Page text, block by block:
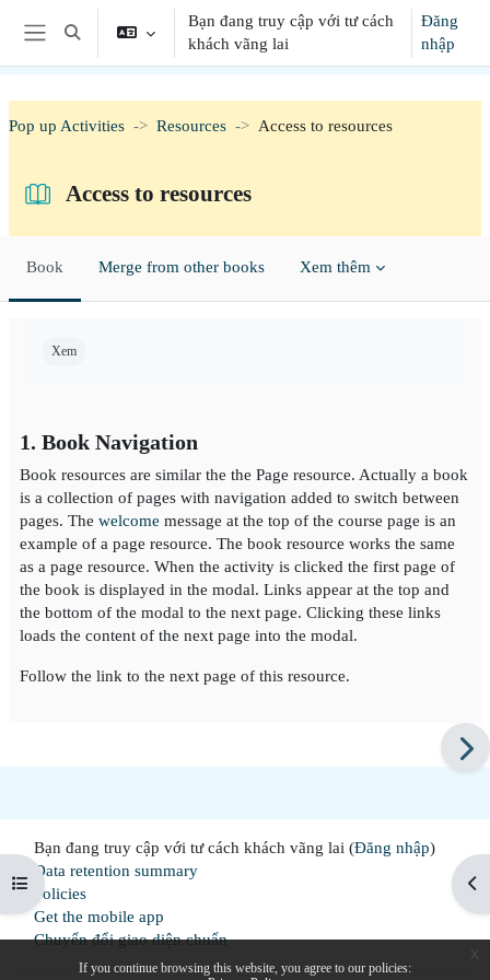
Chuyển tới nội dung chính
If you continue browsing this website, you agree to our policies:
Bảng điều khiển cạnh
Chuyển đổi chọn tìm kiếm
Bạn đang truy cập với tư cách
khách vãng lai
Đăng
nhập
Mở chỉ số ngăn của khóa học
Pop up Activities Resources Access to resources
Access to resources
Book Merge from other books Xem thêm
Xem
1. Book Navigation
Book resources are similar the the Page resource. Actually a book
is a collection of pages with navigation added to switch between
pages. The welcome message at the top of the course page is an
example of a page resource. The book resource works the same
as a page resource. When the activity is clicked the first page of
the book is displayed in the modal. Links appear at the top and
the bottom of the modal to the next page. Clicking these links
loads the content of the next page into the modal.
Follow the link to the next page of this resource.
Bạn đang truy cập với tư cách khách vãng lai (Đăng nhập)
Data retention summary
Policies
Get the mobile app
Chuyển đổi giao diện chuẩn